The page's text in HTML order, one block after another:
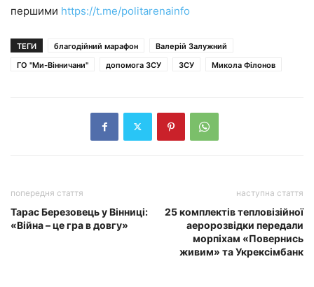
першими https://t.me/politarenainfo
ТЕГИ благодійний марафон
Валерій Залужний
ГО "Ми-Вінничани"
допомога ЗСУ ЗСУ Микола Філонов
попередня стаття
Тарас Березовець у Вінниці:
«Війна – це гра в довгу»
наступна стаття
25 комплектів тепловізійної
аеророзвідки передали
морпіхам «Повернись
живим» та Укрексімбанк